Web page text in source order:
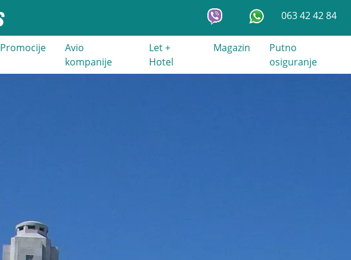
063 42 42 84
Promocije
Avio
kompanije
Let +
Hotel
Magazin
Putno
osiguranje